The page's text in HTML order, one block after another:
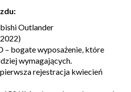
Outlander
– bogate wyposażenie, które
wymagających.
rejestracja kwiecień